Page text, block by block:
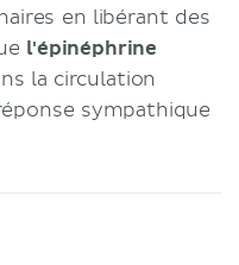
en libérant des
l'épinéphrine
la circulation
sympathique